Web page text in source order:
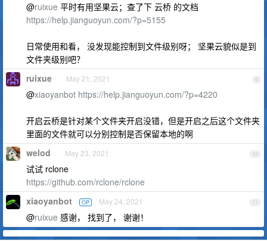
@ruixue 平时有用坚果云；查了下 云桥 的文档
https://help.jianguoyun.com/?p=5155
日常使用和看， 没发现能控制到文件级别呀； 坚果云貌似是到
文件夹级别吧？
9
ruixue May 21, 2021
@xiaoyanbot https://help.jianguoyun.com/?p=4220
开启云桥是针对某个文件夹开启没错，但是开启之后这个文件夹
里面的文件就可以分别控制是否保留本地的啊
10
welod May 23, 2021
试试 rclone
https://github.com/rclone/rclone
11
xiaoyanbot OP May 24, 2021
@ruixue 感谢， 找到了， 谢谢！